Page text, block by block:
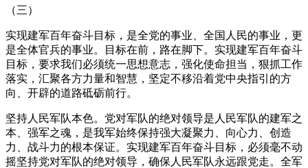
（三）
实现建军百年奋斗目标，是全党的事业、全国人民的事业，更
是全体官兵的事业。目标在前，路在脚下。实现建军百年奋斗
目标，要求我们必须统一思想意志，强化使命担当，狠抓工作
落实，汇聚各方力量和智慧，坚定不移沿着党中央指引的方
向、开辟的道路砥砺前行。
坚持人民军队本色。党对军队的绝对领导是人民军队的建军之
本、强军之魂，是我军始终保持强大凝聚力、向心力、创造
力、战斗力的根本保证。实现建军百年奋斗目标，必须毫不动
摇坚持党对军队的绝对领导，确保人民军队永远跟党走。全军